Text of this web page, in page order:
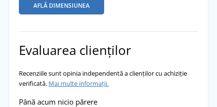
AFLĂ DIMENSIUNEA
Evaluarea clienților
Recenziile sunt opinia independentă a clienților cu achiziție
verificată. Mai multe informații.
Până acum nicio părere